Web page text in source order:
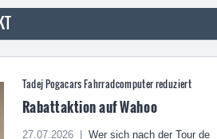
Tadej Pogacars Fahrradcomputer reduziert
Rabattaktion auf Wahoo
27.07.2026 |
Wer sich nach der Tour de